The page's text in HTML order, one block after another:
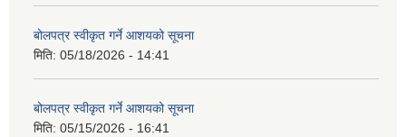
बोलपत्र स्वीकृत गर्ने आशयको सूचना
मिति: 05/18/2026 - 14:41
बोलपत्र स्वीकृत गर्ने आशयको सूचना
मिति: 05/15/2026 - 16:41